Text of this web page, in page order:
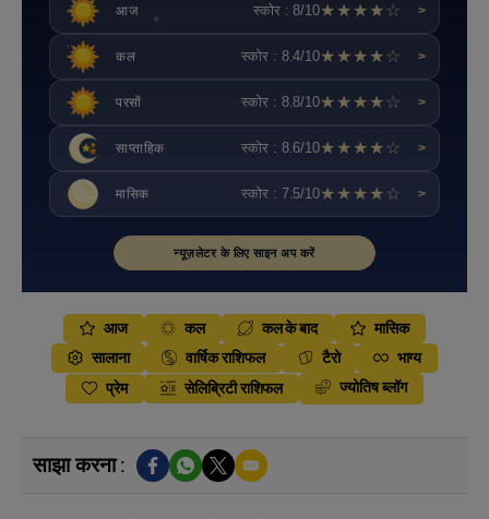
आज स्कोर : 8/10★★★★☆ >
कल स्कोर : 8.4/10★★★★☆ >
परसों स्कोर : 8.8/10★★★★☆ >
साप्ताहिक स्कोर : 8.6/10★★★★☆ >
मासिक स्कोर : 7.5/10★★★★☆ >
न्यूज़लेटर के लिए साइन अप करें
आज कल कल के बाद
मासिक
सालाना
वार्षिक राशिफल टैरो
भाग्य
प्रेम
सेलिब्रिटी राशिफल ज्योतिष ब्लॉग
साझा करना :